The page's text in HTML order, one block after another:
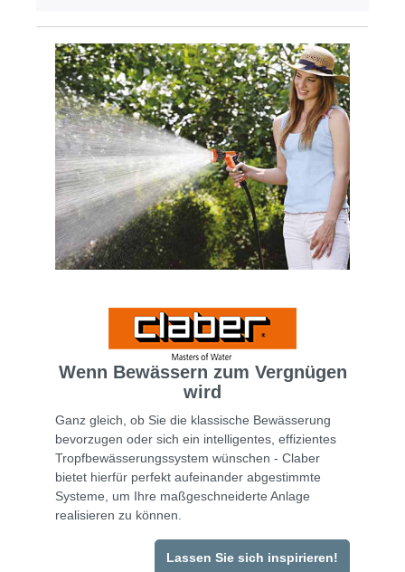
Wenn Bewässern zum Vergnügen
wird
Ganz gleich, ob Sie die klassische Bewässerung
bevorzugen oder sich ein intelligentes, effizientes
Tropfbewässerungssystem wünschen - Claber
bietet hierfür perfekt aufeinander abgestimmte
Systeme, um Ihre maßgeschneiderte Anlage
realisieren zu können.
Lassen Sie sich inspirieren!